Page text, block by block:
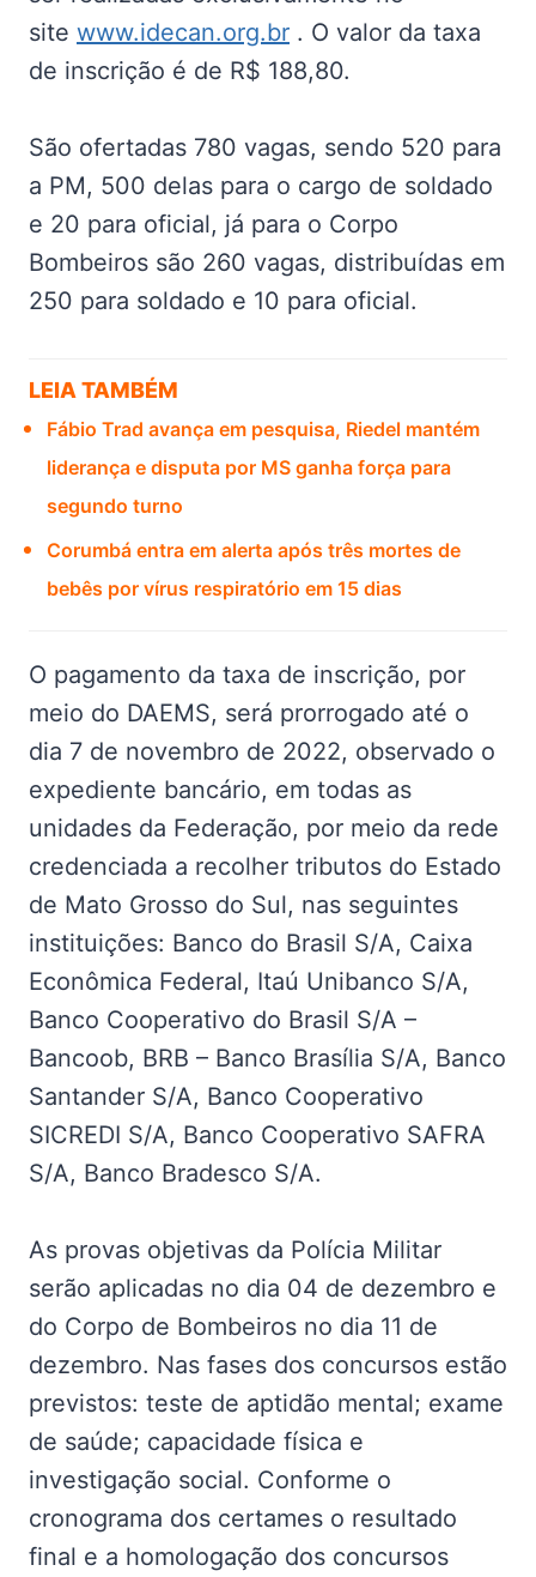
site www.idecan.org.br . O valor da taxa
de inscrição é de R$ 188,80.
São ofertadas 780 vagas, sendo 520 para
a PM, 500 delas para o cargo de soldado
e 20 para oficial, já para o Corpo
Bombeiros são 260 vagas, distribuídas em
250 para soldado e 10 para oficial.
LEIA TAMBÉM
Fábio Trad avança em pesquisa, Riedel mantém
liderança e disputa por MS ganha força para
segundo turno
Corumbá entra em alerta após três mortes de
bebês por vírus respiratório em 15 dias
O pagamento da taxa de inscrição, por
meio do DAEMS, será prorrogado até o
dia 7 de novembro de 2022, observado o
expediente bancário, em todas as
unidades da Federação, por meio da rede
credenciada a recolher tributos do Estado
de Mato Grosso do Sul, nas seguintes
instituições: Banco do Brasil S/A, Caixa
Econômica Federal, Itaú Unibanco S/A,
Banco Cooperativo do Brasil S/A –
Bancoob, BRB – Banco Brasília S/A, Banco
Santander S/A, Banco Cooperativo
SICREDI S/A, Banco Cooperativo SAFRA
S/A, Banco Bradesco S/A.
As provas objetivas da Polícia Militar
serão aplicadas no dia 04 de dezembro e
do Corpo de Bombeiros no dia 11 de
dezembro. Nas fases dos concursos estão
previstos: teste de aptidão mental; exame
de saúde; capacidade física e
investigação social. Conforme o
cronograma dos certames o resultado
final e a homologação dos concursos